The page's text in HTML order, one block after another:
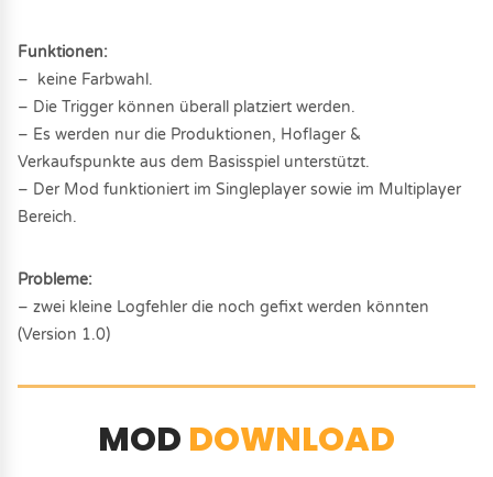
Funktionen:
– keine Farbwahl.
– Die Trigger können überall platziert werden.
– Es werden nur die Produktionen, Hoflager &
Verkaufspunkte aus dem Basisspiel unterstützt.
– Der Mod funktioniert im Singleplayer sowie im Multiplayer
Bereich.
Probleme:
– zwei kleine Logfehler die noch gefixt werden könnten
(Version 1.0)
MOD DOWNLOAD